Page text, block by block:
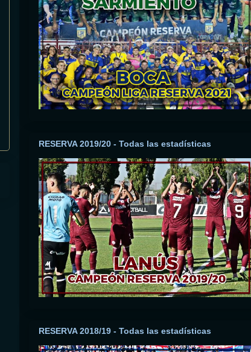
RESERVA 2019/20 - Todas las estadísticas
RESERVA 2018/19 - Todas las estadísticas